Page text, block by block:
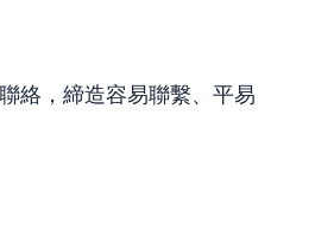
絡，締造容易聯繫、平易